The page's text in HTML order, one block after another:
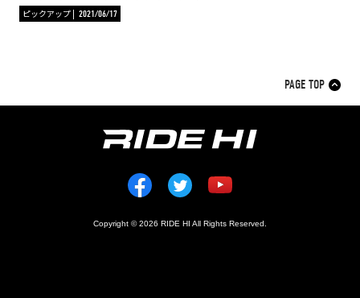
ピックアップ
2021/06/17
Copyright © 2026 RIDE HI All Rights Reserved.
PAGE TOP